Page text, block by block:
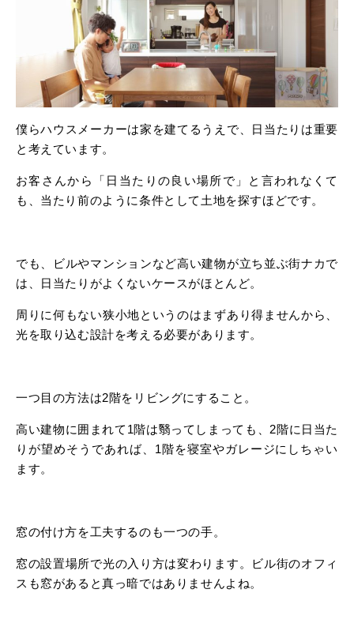
僕らハウスメーカーは家を建てるうえで、日当たりは重要
と考えています。
お客さんから「日当たりの良い場所で」と言われなくて
も、当たり前のように条件として土地を探すほどです。
でも、ビルやマンションなど高い建物が立ち並ぶ街ナカで
は、日当たりがよくないケースがほとんど。
周りに何もない狭小地というのはまずあり得ませんから、
光を取り込む設計を考える必要があります。
一つ目の方法は2階をリビングにすること。
高い建物に囲まれて1階は翳ってしまっても、2階に日当た
りが望めそうであれば、1階を寝室やガレージにしちゃい
ます。
窓の付け方を工夫するのも一つの手。
窓の設置場所で光の入り方は変わります。ビル街のオフィ
スも窓があると真っ暗ではありませんよね。